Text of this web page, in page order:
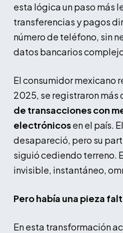
esta lógica un paso más
transferencias y pagos
número de teléfono, sin
datos bancarios
El consumidor mexicano
2025, se registraron más
de transacciones con
electrónicosen el país.
desapareció, pero su
siguió cediendo terreno.
invisible, instantáneo,
Pero había una pieza
En esta transformación